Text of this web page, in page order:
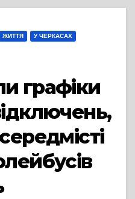
ЖИТТЯ У ЧЕРКАСАХ
графіки